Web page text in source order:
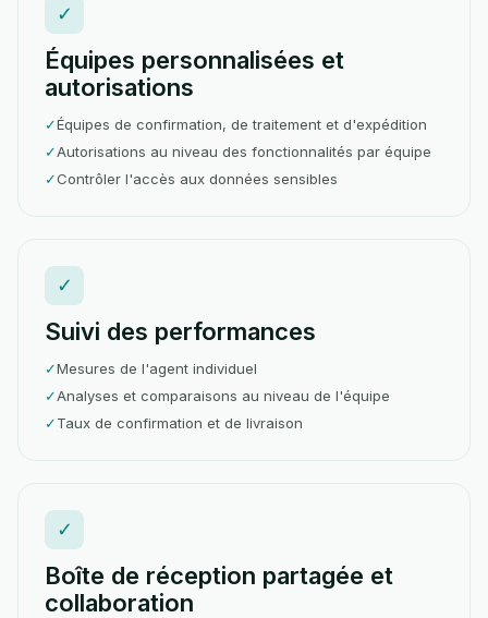
✓
Équipes personnalisées et
autorisations
✓Équipes de confirmation, de traitement et d'expédition
✓Autorisations au niveau des fonctionnalités par équipe
✓Contrôler l'accès aux données sensibles
✓
Suivi des performances
✓Mesures de l'agent individuel
✓Analyses et comparaisons au niveau de l'équipe
✓Taux de confirmation et de livraison
✓
Boîte de réception partagée et
collaboration